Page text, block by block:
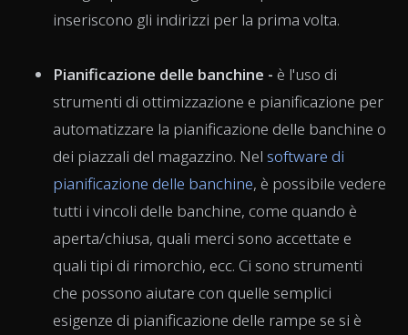
inseriscono gli indirizzi per la prima volta.
Pianificazione delle banchine - è l'uso di
strumenti di ottimizzazione e pianificazione per
automatizzare la pianificazione delle banchine o
dei piazzali del magazzino. Nel software di
pianificazione delle banchine, è possibile vedere
tutti i vincoli delle banchine, come quando è
aperta/chiusa, quali merci sono accettate e
quali tipi di rimorchio, ecc. Ci sono strumenti
che possono aiutare con quelle semplici
esigenze di pianificazione delle rampe se si è